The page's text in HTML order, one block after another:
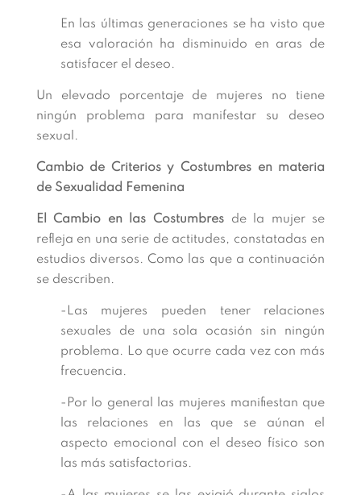
En las últimas generaciones se ha visto que
esa valoración ha disminuido en aras de
satisfacer el deseo.
Un elevado porcentaje de mujeres no tiene
ningún problema para manifestar su deseo
sexual.
Cambio de Criterios y Costumbres en materia
de Sexualidad Femenina
El Cambio en las Costumbres de la mujer se
refleja en una serie de actitudes, constatadas en
estudios diversos. Como las que a continuación
se describen.
-Las mujeres pueden tener relaciones
sexuales de una sola ocasión sin ningún
problema. Lo que ocurre cada vez con más
frecuencia.
-Por lo general las mujeres manifiestan que
las relaciones en las que se aúnan el
aspecto emocional con el deseo físico son
las más satisfactorias.